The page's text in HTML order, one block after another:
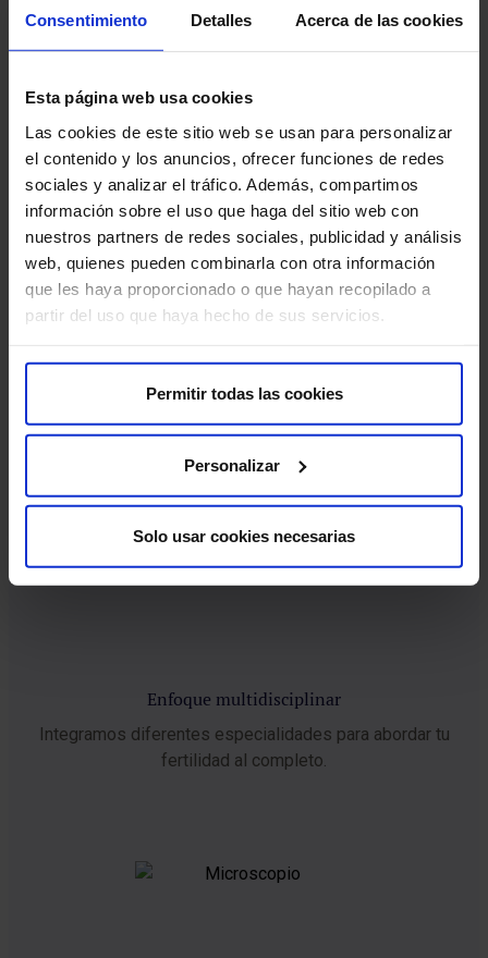
Consentimiento Detalles Acerca de las cookies
Esta página web usa cookies
Las cookies de este sitio web se usan para personalizar
el contenido y los anuncios, ofrecer funciones de redes
sociales y analizar el tráfico. Además, compartimos
información sobre el uso que haga del sitio web con
nuestros partners de redes sociales, publicidad y análisis
web, quienes pueden combinarla con otra información
que les haya proporcionado o que hayan recopilado a
partir del uso que haya hecho de sus servicios.
Permitir todas las cookies
Personalizar
Solo usar cookies necesarias
Profesionales altamente cualificados y comprometidos con
Enfoque multidisciplinar
Integramos diferentes especialidades para abordar tu
fertilidad al completo.